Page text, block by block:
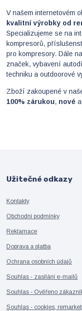
V našem internetovém
kvalitní výrobky od
Specializujeme se na
kompresorů,
pro kompresory. Dále
značek, vybavení
techniku a outdoorové
Zboží zakoupené v
100% zárukou, nové a
Užitečné odkazy
Kontakty
Obchodní podmínky
Reklamace
Doprava a platba
Ochrana osobních údajů
Souhlas - zasílání e-mailů
Souhlas - Ověřeno
Souhlas - cookies,